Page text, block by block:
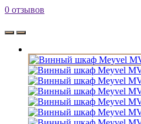
0 отзывов